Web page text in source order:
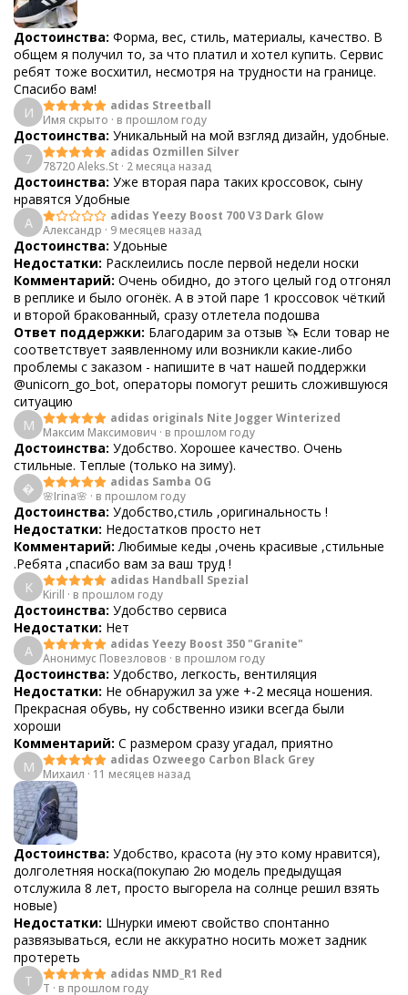
Достоинства: Форма, вес, стиль, материалы, качество. В
общем я получил то, за что платил и хотел купить. Сервис
ребят тоже восхитил, несмотря на трудности на границе.
Спасибо вам!
И
adidas Streetball
Имя скрыто · в прошлом году
Достоинства: Уникальный на мой взгляд дизайн, удобные.
7
adidas Ozmillen Silver
78720 Aleks.St · 2 месяца назад
Достоинства: Уже вторая пара таких кроссовок, сыну
нравятся Удобные
А
adidas Yeezy Boost 700 V3 Dark Glow
Александр · 9 месяцев назад
Достоинства: Удоьные
Недостатки: Расклеились после первой недели носки
Комментарий: Очень обидно, до этого целый год отгонял
в реплике и было огонёк. А в этой паре 1 кроссовок чёткий
и второй бракованный, сразу отлетела подошва
Ответ поддержки: Благодарим за отзыв 🦄 Если товар не
соответствует заявленному или возникли какие-либо
проблемы с заказом - напишите в чат нашей поддержки
@unicorn_go_bot, операторы помогут решить сложившуюся
ситуацию
М
adidas originals Nite Jogger Winterized
Максим Максимович · в прошлом году
Достоинства: Удобство. Хорошее качество. Очень
стильные. Теплые (только на зиму).

adidas Samba OG
🌸Irina🌸 · в прошлом году
Достоинства: Удобство,стиль ,оригинальность !
Недостатки: Недостатков просто нет
Комментарий: Любимые кеды ,очень красивые ,стильные
.Ребята ,спасибо вам за ваш труд !
K
adidas Handball Spezial
Kirill · в прошлом году
Достоинства: Удобство сервиса
Недостатки: Нет
А
adidas Yeezy Boost 350 "Granite"
Анонимус Повезловов · в прошлом году
Достоинства: Удобство, легкость, вентиляция
Недостатки: Не обнаружил за уже +-2 месяца ношения.
Прекрасная обувь, ну собственно изики всегда были
хороши
Комментарий: С размером сразу угадал, приятно
М
adidas Ozweego Carbon Black Grey
Михаил · 11 месяцев назад
Достоинства: Удобство, красота (ну это кому нравится),
долголетняя носка(покупаю 2ю модель предыдущая
отслужила 8 лет, просто выгорела на солнце решил взять
новые)
Недостатки: Шнурки имеют свойство спонтанно
развязываться, если не аккуратно носить может задник
протереть
T
adidas NMD_R1 Red
T · в прошлом году